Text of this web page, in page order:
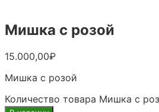
Мишка с розой
15.000,00₽
Мишка с розой
Количество товара Мишка с